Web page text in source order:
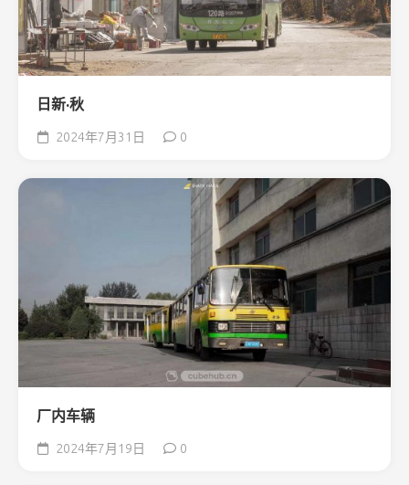
日新·秋
2024年7月31日 0
厂内车辆
2024年7月19日 0